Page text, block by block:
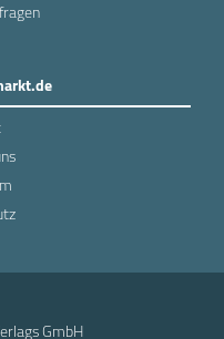
GmbH